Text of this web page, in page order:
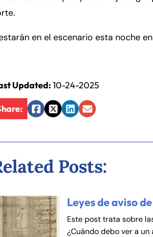
so
al
d
e
C
ec
ti
t
en el escenario esta noche
Updated:10-24-2025
Facebook
TwitterLinkedIn
Email
Posts:
Leyes de aviso
Este post trata sobre
¿Cuándo debo ver a un